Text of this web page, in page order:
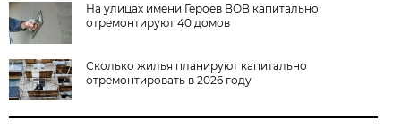
На улицах имени Героев ВОВ капитально
отремонтируют 40 домов
Сколько жилья планируют капитально
отремонтировать в 2026 году